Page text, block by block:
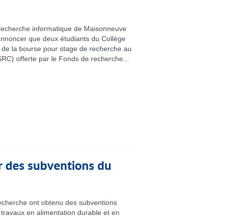
informatique de Maisonneuve
que deux étudiants du Collège
la bourse pour stage de recherche au
offerte par le Fonds de recherche...
des subventions du
ont obtenu des subventions
en alimentation durable et en